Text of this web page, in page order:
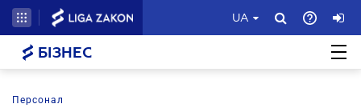
UA
БІЗНЕС
Персонал